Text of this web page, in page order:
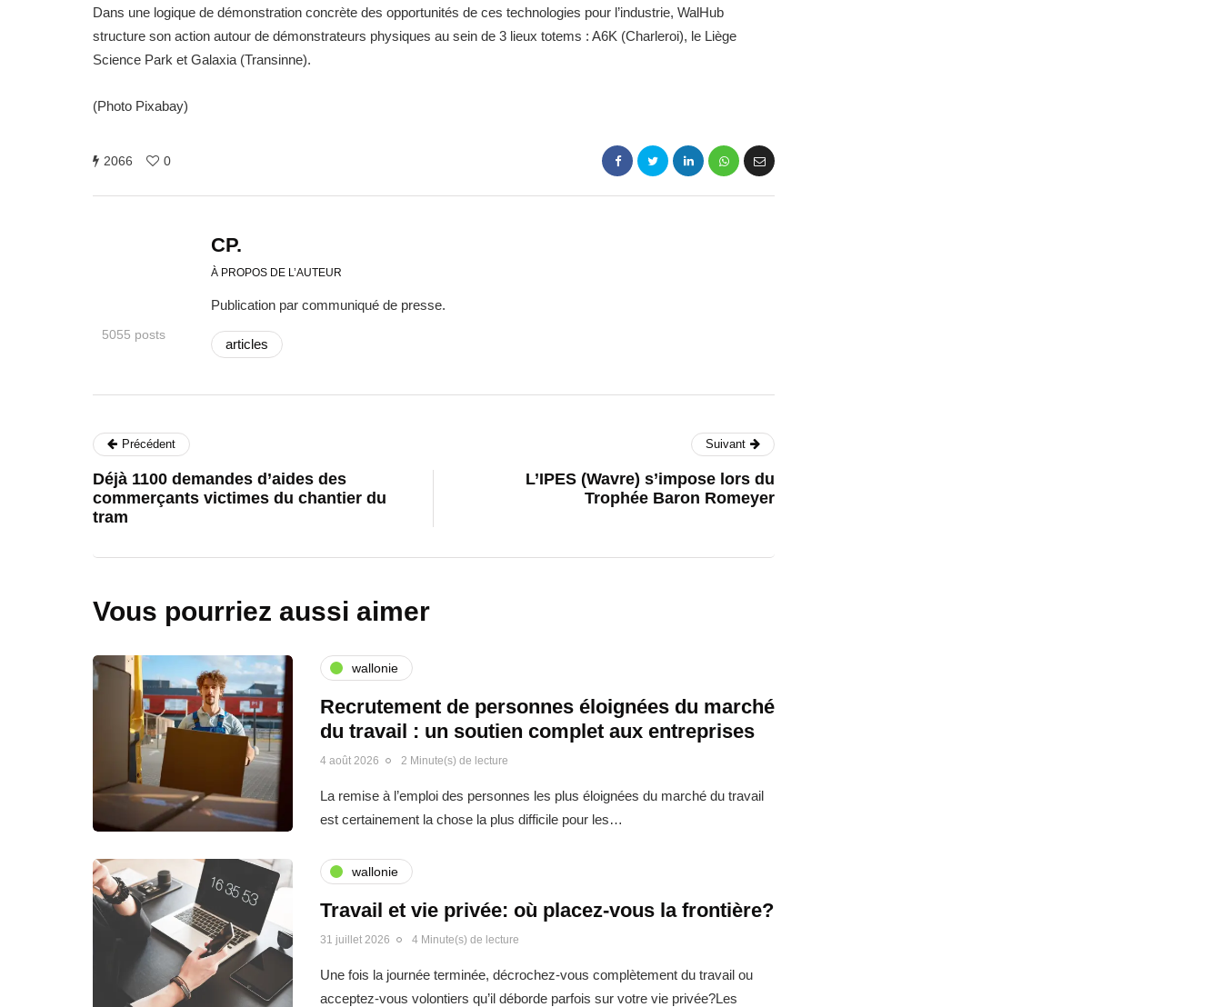
Dans une logique de démonstration concrète des opportunités de ces technologies pour l’industrie, WalHub
structure son action autour de démonstrateurs physiques au sein de 3 lieux totems : A6K (Charleroi), le Liège
Science Park et Galaxia (Transinne).
(Photo Pixabay)
2066 0
5055 posts
CP.
À PROPOS DE L’AUTEUR
Publication par communiqué de presse.
articles
Précédent
Déjà 1100 demandes d’aides des
commerçants victimes du chantier du
tram
Suivant
L’IPES (Wavre) s’impose lors du
Trophée Baron Romeyer
Vous pourriez aussi aimer
wallonie
Recrutement de personnes éloignées du marché
du travail : un soutien complet aux entreprises
4 août 2026 2 Minute(s) de lecture
La remise à l’emploi des personnes les plus éloignées du marché du travail
est certainement la chose la plus difficile pour les…
wallonie
Travail et vie privée: où placez-vous la frontière?
31 juillet 2026 4 Minute(s) de lecture
Une fois la journée terminée, décrochez-vous complètement du travail ou
acceptez-vous volontiers qu’il déborde parfois sur votre vie privée?Les